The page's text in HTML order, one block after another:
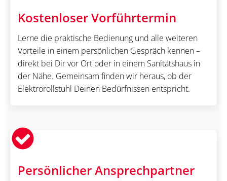
Kostenloser Vorführtermin
Lerne die praktische Bedienung und alle weiteren
Vorteile in einem persönlichen Gespräch kennen –
direkt bei Dir vor Ort oder in einem Sanitätshaus in
der Nähe. Gemeinsam finden wir heraus, ob der
Elektrorollstuhl Deinen Bedürfnissen entspricht.
Persönlicher Ansprechpartner